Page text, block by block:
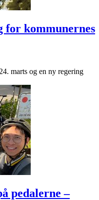
for kommunernes
marts og en ny regering
pedalerne –